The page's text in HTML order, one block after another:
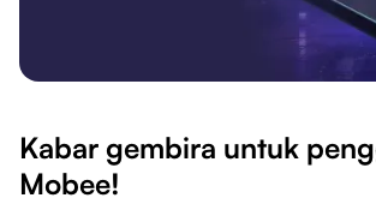
Kabar gembira untuk
Mobee!